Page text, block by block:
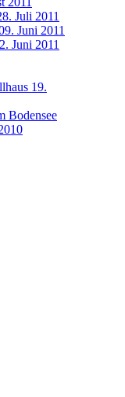
Juli 2011
Juni 2011
Juni 2011
19.
Bodensee